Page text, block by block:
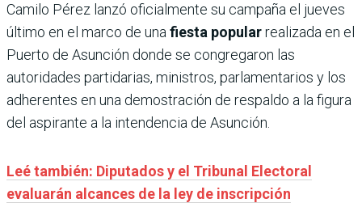
Camilo Pérez lanzó oficialmente su campaña el jueves
último en el marco de una fiesta popularrealizada en el
Puerto de Asunción donde se congregaron las
autoridades partidarias, ministros, parlamentarios y los
adherentes en una demostración de respaldo a la figura
del aspirante a la intendencia de Asunción.
Leé también: Diputados y el Tribunal Electoral
evaluarán alcances de la ley de inscripción